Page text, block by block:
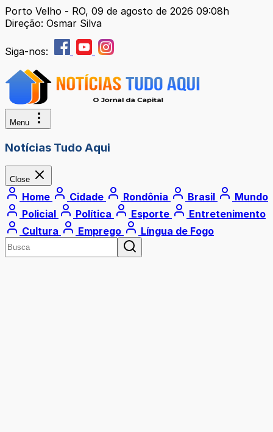
Porto Velho - RO, 09 de agosto de 2026 09:08h
Direção: Osmar Silva
Siga-nos:
Menu
Notícias Tudo Aqui
Close
Home Cidade Rondônia Brasil
Mundo
Policial
Política Esporte
Entretenimento
Cultura
Emprego Língua de Fogo